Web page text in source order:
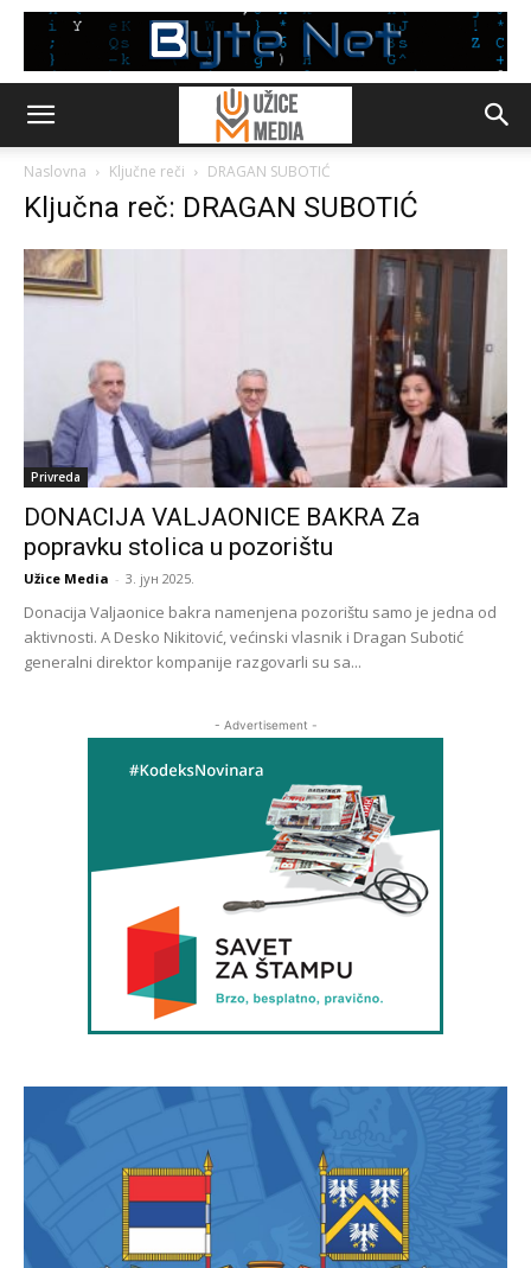
Naslovna Ključne reči DRAGAN SUBOTIĆ
Ključna reč: DRAGAN SUBOTIĆ
Privreda
DONACIJA VALJAONICE BAKRA Za
popravku stolica u pozorištu
Užice Media - 3. јун 2025.
Donacija Valjaonice bakra namenjena pozorištu samo je jedna od
aktivnosti. A Desko Nikitović, većinski vlasnik i Dragan Subotić
generalni direktor kompanije razgovarli su sa...
- Advertisement -